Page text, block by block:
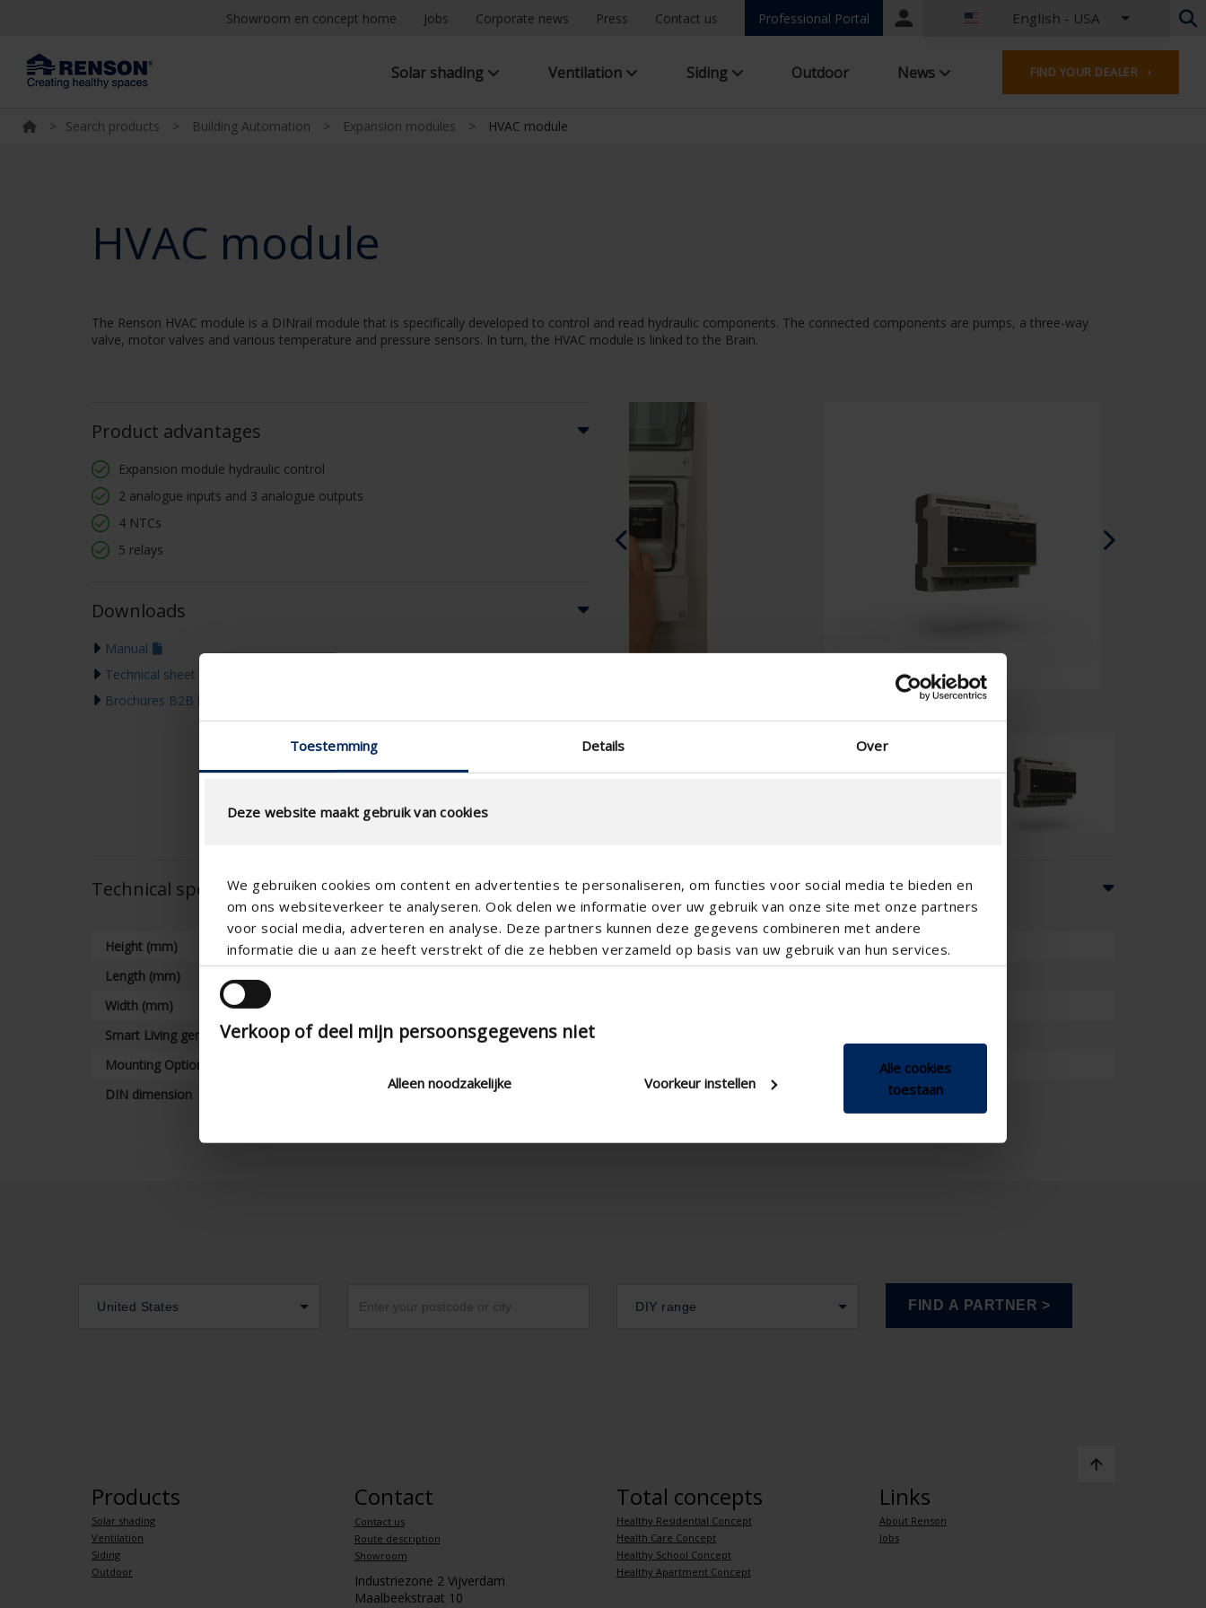
Toestemming Details Over
Deze website maakt gebruik van cookies
We gebruiken cookies om content en advertenties te personaliseren, om functies voor social media te bieden en
om ons websiteverkeer te analyseren. Ook delen we informatie over uw gebruik van onze site met onze partners
voor social media, adverteren en analyse. Deze partners kunnen deze gegevens combineren met andere
informatie die u aan ze heeft verstrekt of die ze hebben verzameld op basis van uw gebruik van hun services.
Verkoop of deel mijn persoonsgegevens niet
Alleen noodzakelijke Voorkeur instellen
Alle cookies
toestaan
Showroom en concept home Jobs Corporate news Press Contact us Professional Portal
Portal
English - USA
Dutch - Belgium
French - Belgium
Dutch - Netherlands
English - Ireland
Solar shading Ventilation Siding Outdoor News FIND YOUR DEALER ›
> Search products > Building Automation > Expansion modules > HVAC module
HVAC module
The Renson HVAC module is a DINrail module that is specifically developed to control and read hydraulic components. The connected components are pumps, a three-way
valve, motor valves and various temperature and pressure sensors. In turn, the HVAC module is linked to the Brain.
Product advantages
Expansion module hydraulic control
2 analogue inputs and 3 analogue outputs
4 NTCs
5 relays
Downloads
Manual
Technical sheet
Brochures B2B
Technical specifications
Height (mm)
90
Length (mm)
Width (mm)
Smart Living generation
Mounting Options
DIN dimension
6 modules
United States DIY range
Products
Solar shading
Ventilation
Siding
Outdoor
Contact
Contact us
Route description
Showroom
Industriezone 2 Vijverdam
Maalbeekstraat 10
Total concepts
Healthy Residential Concept
Health Care Concept
Healthy School Concept
Healthy Apartment Concept
Links
About Renson
Jobs